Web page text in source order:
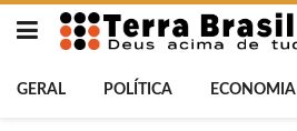
GERAL POLÍTICA ECONOMIA